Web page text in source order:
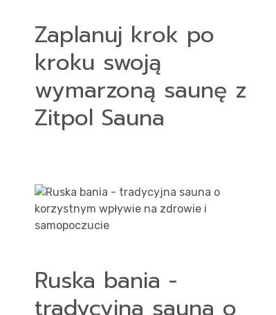
Zaplanuj krok po
kroku swoją
wymarzoną saunę z
Zitpol Sauna
Ruska bania -